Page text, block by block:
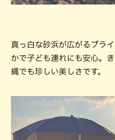
真っ白な砂浜が広がるプラ
かで子ども連れにも安心。
縄でも珍しい美しさです。